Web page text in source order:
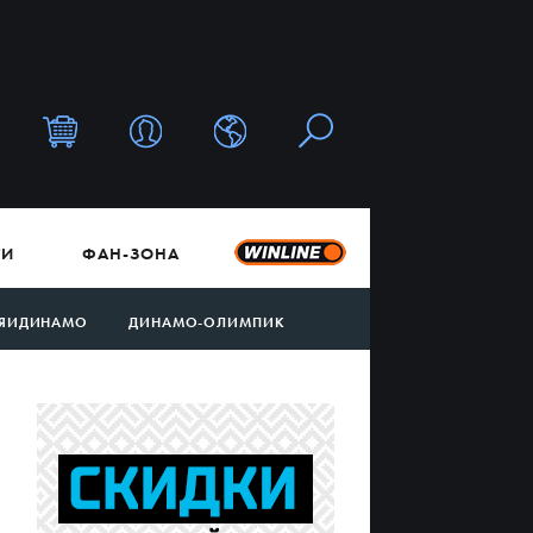
ФАН-ЗОНА
ДИНАМО-ОЛИМПИК